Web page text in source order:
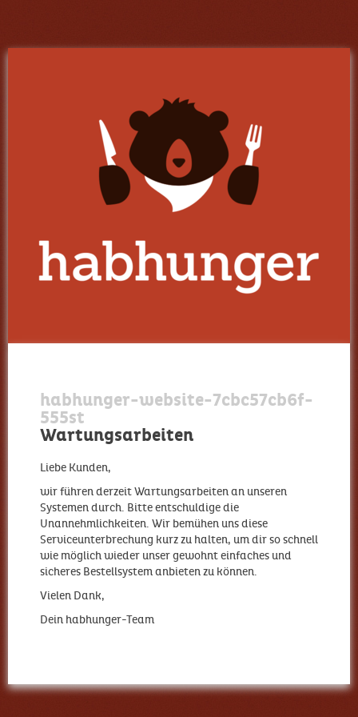
habhunger-website-7cbc57cb6f-
555st
Wartungsarbeiten
Liebe Kunden,
wir führen derzeit Wartungsarbeiten an unseren
Systemen durch. Bitte entschuldige die
Unannehmlichkeiten. Wir bemühen uns diese
Serviceunterbrechung kurz zu halten, um dir so schnell
wie möglich wieder unser gewohnt einfaches und
sicheres Bestellsystem anbieten zu können.
Vielen Dank,
Dein habhunger-Team